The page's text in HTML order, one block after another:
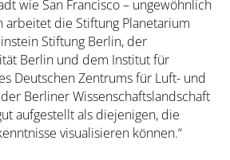
wie San Francisco – ungewöhnlich
arbeitet die Stiftung Planetarium
Stiftung Berlin, der
Berlin und dem Institut für
Deutschen Zentrums für Luft- und
Berliner Wissenschaftslandschaft
aufgestellt als diejenigen, die
visualisieren können.“